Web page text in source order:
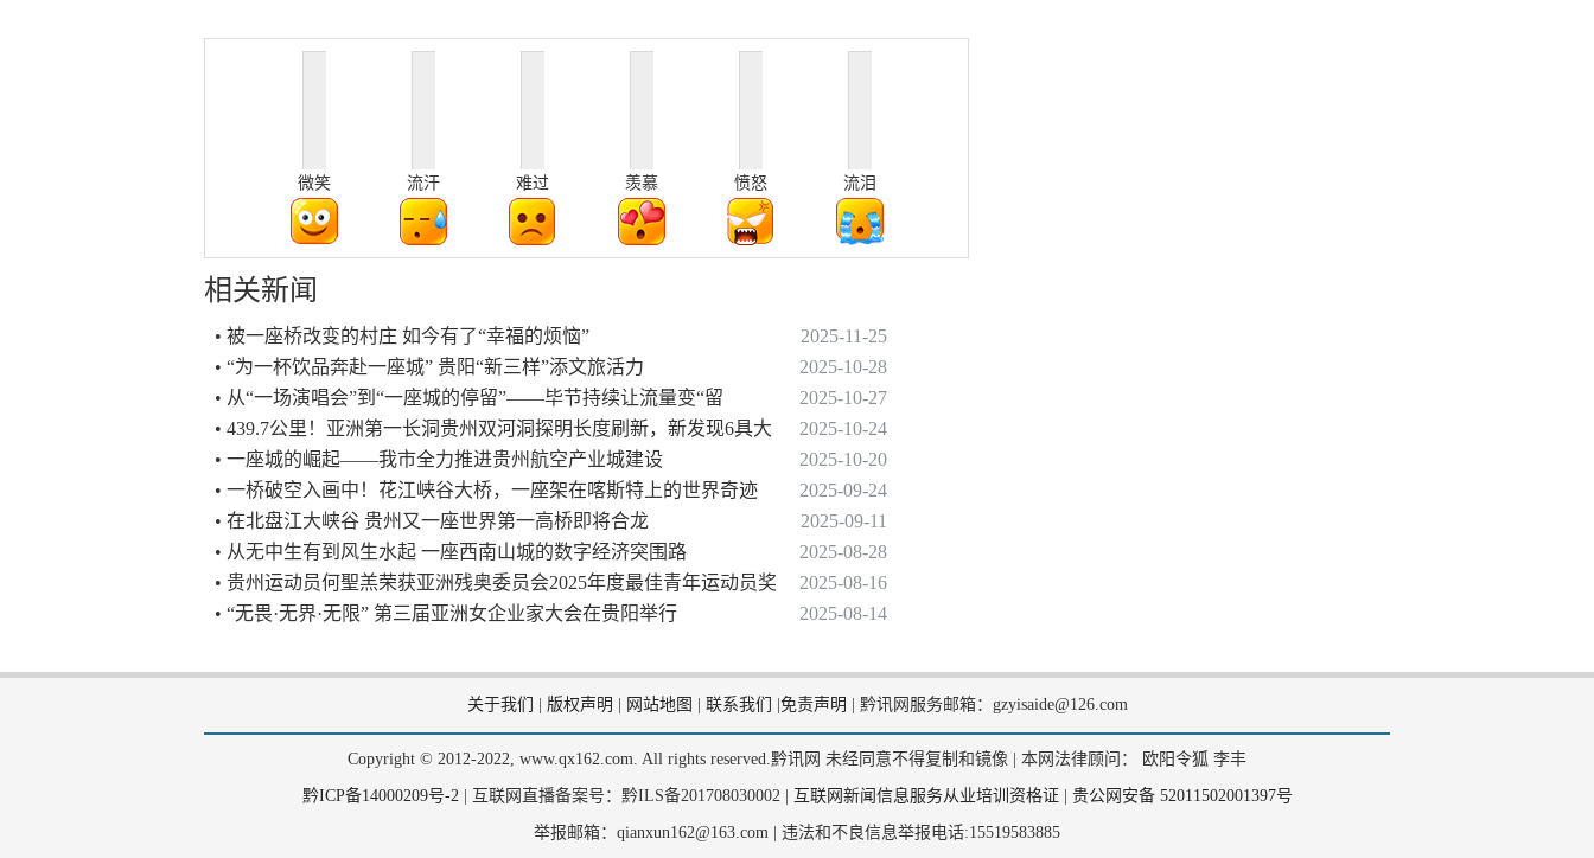
微笑 流汗 难过 羡慕 愤怒 流泪
相关新闻
• 被一座桥改变的村庄 如今有了“幸福的烦恼”
2025-11-25
• “为一杯饮品奔赴一座城” 贵阳“新三样”添文旅活力
2025-10-28
• 从“一场演唱会”到“一座城的停留”——毕节持续让流量变“留
2025-10-27
• 439.7公里！亚洲第一长洞贵州双河洞探明长度刷新，新发现6具大
2025-10-24
• 一座城的崛起——我市全力推进贵州航空产业城建设
2025-10-20
• 一桥破空入画中！花江峡谷大桥，一座架在喀斯特上的世界奇迹
2025-09-24
• 在北盘江大峡谷 贵州又一座世界第一高桥即将合龙
2025-09-11
• 从无中生有到风生水起 一座西南山城的数字经济突围路
2025-08-28
• 贵州运动员何聖羔荣获亚洲残奥委员会2025年度最佳青年运动员奖
2025-08-16
• “无畏·无界·无限” 第三届亚洲女企业家大会在贵阳举行
2025-08-14
关于我们 版权声明 网站地图 联系我们 免责声明 黔讯网服务邮箱：gzyisaide@126.com
Copyright © 2012-2022, www.qx162.com. All rights reserved.黔讯网 未经同意不得复制和镜像 | 本网法律顾问： 欧阳令狐 李丰
黔ICP备14000209号-2| 互联网直播备案号：黔ILS备201708030002 | 互联网新闻信息服务从业培训资格证 贵公网安备 52011502001397号
举报邮箱：qianxun162@163.com | 违法和不良信息举报电话:15519583885